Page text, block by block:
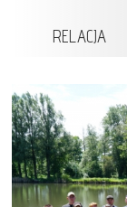
RELACJA